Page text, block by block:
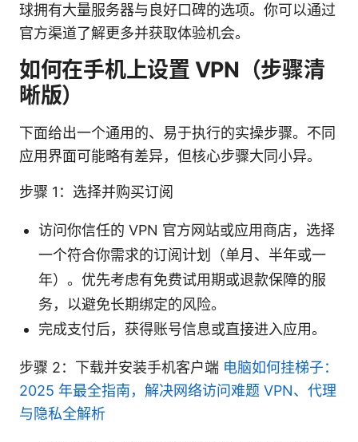
球拥有大量服务器与良好口碑的选项。你可以通过
官方渠道了解更多并获取体验机会。
如何在手机上设置 VPN（步骤清
晰版）
下面给出一个通用的、易于执行的实操步骤。不同
应用界面可能略有差异，但核心步骤大同小异。
步骤 1：选择并购买订阅
访问你信任的 VPN 官方网站或应用商店，选择
一个符合你需求的订阅计划（单月、半年或一
年）。优先考虑有免费试用期或退款保障的服
务，以避免长期绑定的风险。
完成支付后，获得账号信息或直接进入应用。
步骤 2：下载并安装手机客户端 电脑如何挂梯子：
2025 年最全指南，解决网络访问难题 VPN、代理
与隐私全解析